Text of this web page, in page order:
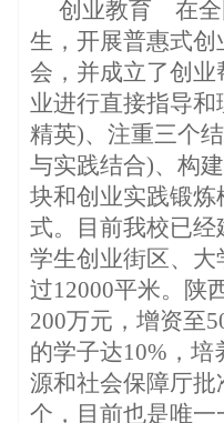
创业教育 在全
生，开展普惠式
会，并成立了创
业进行直接指导
精英)、注重三个
与实践结合)、构
块和创业实践锻炼
式。目前我校已
学生创业街区、
过12000平米。陕
200万元，增资至
的学子达10%，培
源和社会保障厅批
个，目前也是唯一